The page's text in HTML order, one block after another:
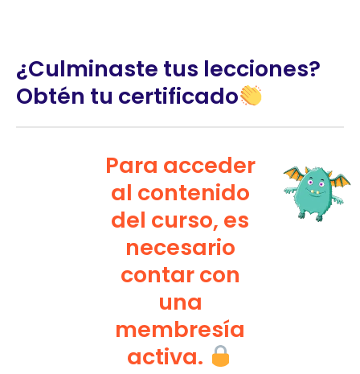
¿Culminaste tus lecciones?
Obtén tu certificado
Para acceder
al contenido
del curso, es
necesario
contar con
una
membresía
activa.